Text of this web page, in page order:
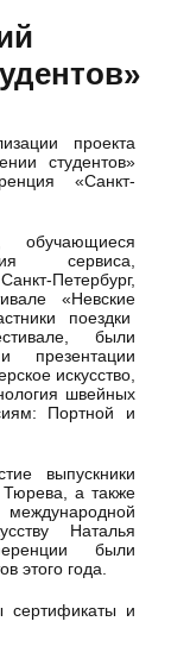
проекта
студентов»
«Санкт-
обучающиеся
сервиса,
Петербург,
«Невские
поездки
были
презентации
искусство,
швейных
Портной и
выпускники
а также
Наталья
были
этого года.
сертификаты и